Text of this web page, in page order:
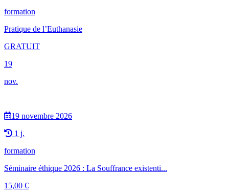
formation
Pratique de l’Euthanasie
GRATUIT
19
nov.
19 novembre 2026
1 j.
formation
Séminaire éthique 2026 : La Souffrance existenti...
15,00 €